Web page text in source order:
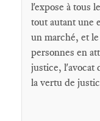
l'expose à tous
tout autant une
un marché, et
personnes en
justice, l'avocat
la vertu de